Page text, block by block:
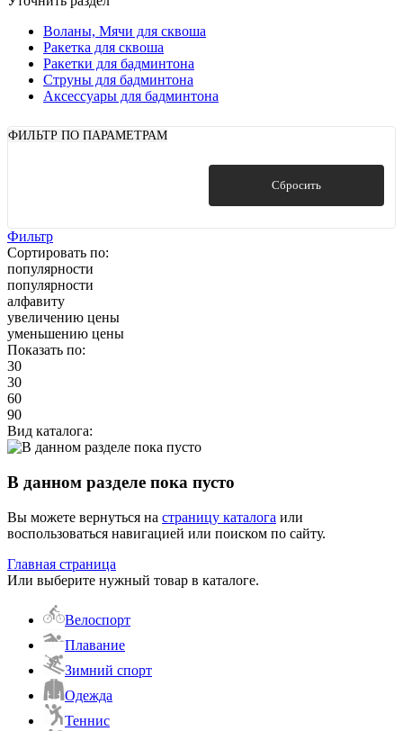
Воланы, Мячи для сквоша
Ракетка для сквоша
Ракетки для бадминтона
Струны для бадминтона
Аксессуары для бадминтона
ФИЛЬТР ПО ПАРАМЕТРАМ
Сбросить
Фильтр
Сортировать по:
популярности
популярности
алфавиту
увеличению цены
уменьшению цены
Показать по:
30
30
60
90
Вид каталога:
В данном разделе пока пусто
Вы можете вернуться на страницу каталога или
воспользоваться навигацией или поиском по сайту.
Главная страница
Или выберите нужный товар в каталоге.
Велоспорт
Плавание
Зимний спорт
Одежда
Теннис